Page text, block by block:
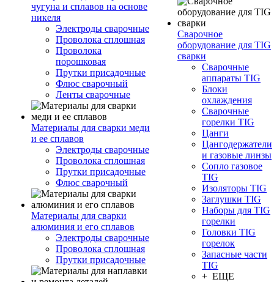
чугуна и сплавов на основе
никеля
Электроды сварочные
Проволока сплошная
Проволока
порошковая
Прутки присадочные
Флюс сварочный
Ленты сварочные
Материалы для сварки меди
и ее сплавов
Электроды сварочные
Проволока сплошная
Прутки присадочные
Флюс сварочный
Материалы для сварки
алюминия и его сплавов
Электроды сварочные
Проволока сплошная
Прутки присадочные
Сварочное
оборудование для TIG
сварки
Сварочные
аппараты TIG
Блоки
охлаждения
Сварочные
горелки TIG
Цанги
Цангодержатели
и газовые линзы
Сопло газовое
TIG
Изоляторы TIG
Заглушки TIG
Наборы для TIG
горелки
Головки TIG
горелок
Запасные части
TIG
+ ЕЩЕ